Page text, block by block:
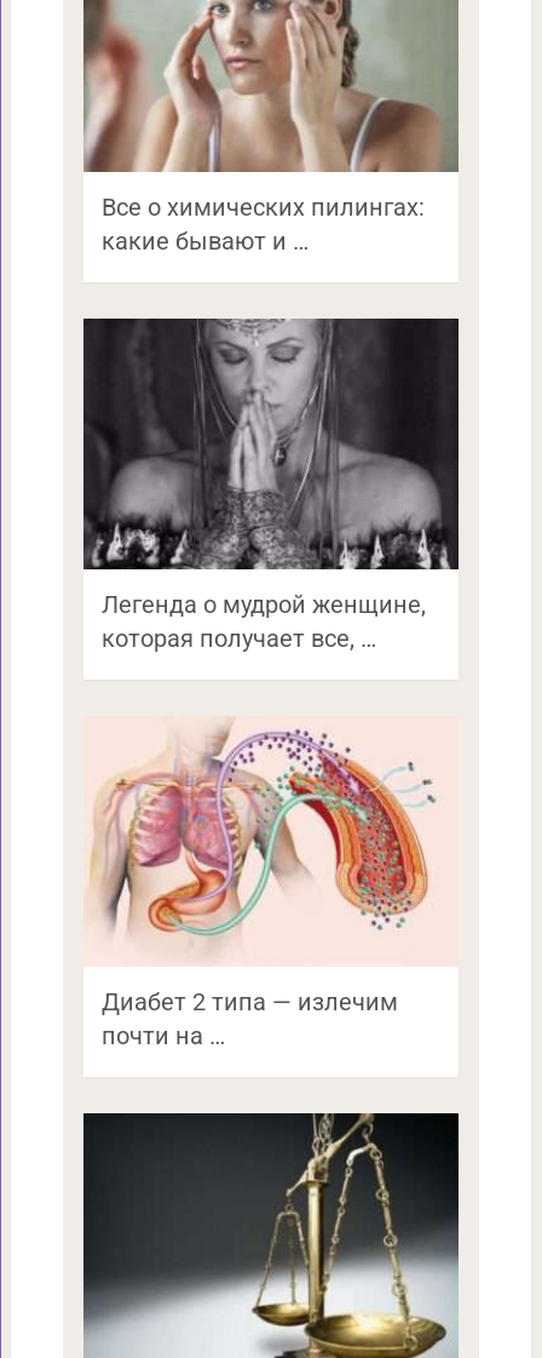
Все о химических пилингах:
какие бывают и …
Легенда о мудрой женщине,
которая получает все, …
Диабет 2 типа — излечим
почти на …